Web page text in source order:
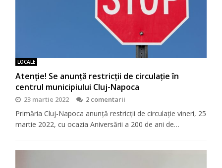
LOCALE
Atenție! Se anunță restricții de circulație în
centrul municipiului Cluj-Napoca
23 martie 2022 2 comentarii
Primăria Cluj-Napoca anunță restricții de circulație vineri, 25
martie 2022, cu ocazia Aniversării a 200 de ani de…